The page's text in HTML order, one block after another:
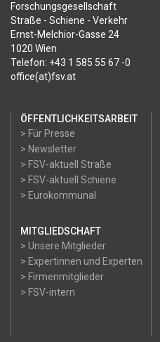
Forschungsgesellschaft
Straße - Schiene - Verkehr
Ernst-Melchior-Gasse 24
1020 Wien
Telefon: +43 1 585 55 67 -0
office(at)fsv.at
ÖFFENTLICHKEITSARBEIT
> Für Presse
> Newsletter
> FSV-aktuell Straße
> FSV-aktuell Schiene
> Eurokommunal
MITGLIEDSCHAFT
> Unsere Mitglieder
> Expertinnen und Experten
> Firmenmitglieder
> FSV-intern